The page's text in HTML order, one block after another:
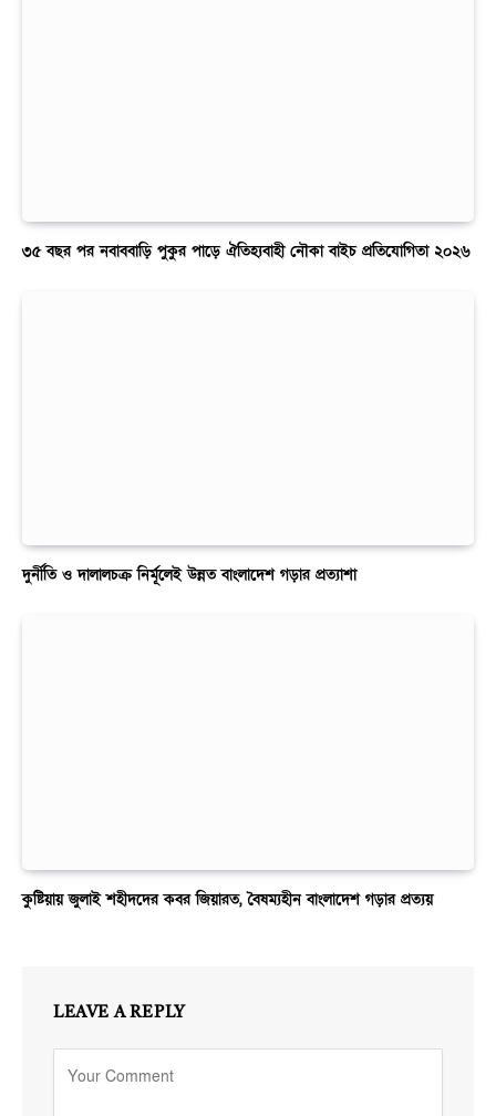
৩৫ বছর পর নবাববাড়ি পুকুর পাড়ে ঐতিহ্যবাহী নৌকা বাইচ প্রতিযোগিতা ২০২৬
দুর্নীতি ও দালালচক্র নির্মূলেই উন্নত বাংলাদেশ গড়ার প্রত্যাশা
কুষ্টিয়ায় জুলাই শহীদদের কবর জিয়ারত, বৈষম্যহীন বাংলাদেশ গড়ার প্রত্যয়
LEAVE A REPLY